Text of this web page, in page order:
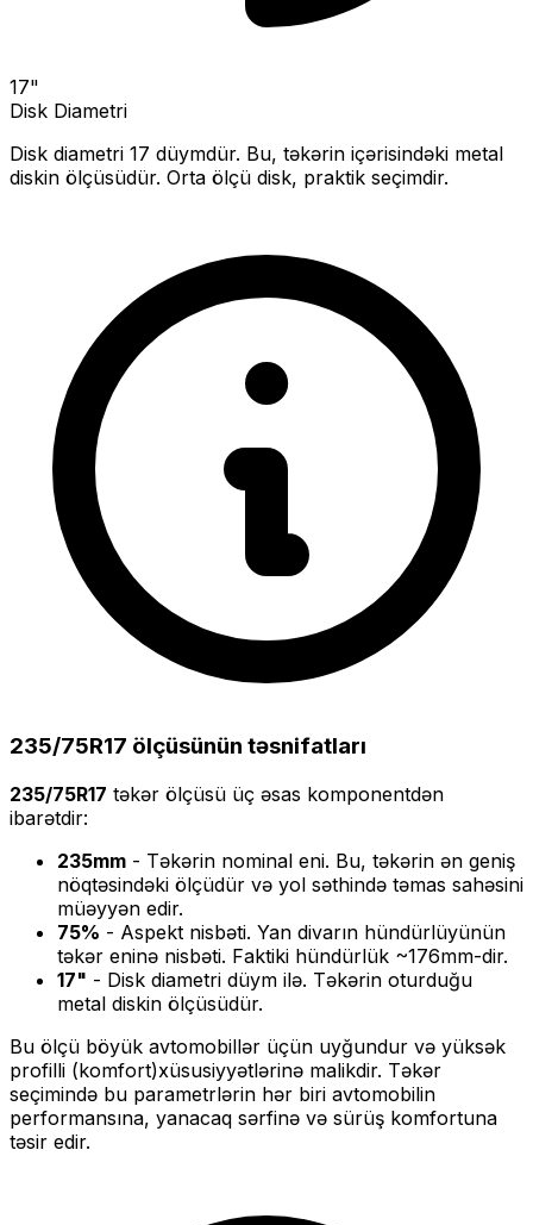
17"
Disk Diametri
Disk diametri 17 düymdür. Bu, təkərin içərisindəki metal
diskin ölçüsüdür. Orta ölçü disk, praktik seçimdir.
235/75R17 ölçüsünün təsnifatları
235/75R17 təkər ölçüsü üç əsas komponentdən
ibarətdir:
235mm - Təkərin nominal eni. Bu, təkərin ən geniş
nöqtəsindəki ölçüdür və yol səthində təmas sahəsini
müəyyən edir.
75% - Aspekt nisbəti. Yan divarın hündürlüyünün
təkər eninə nisbəti. Faktiki hündürlük ~176mm-dir.
17" - Disk diametri düym ilə. Təkərin oturduğu
metal diskin ölçüsüdür.
Bu ölçü böyük avtomobillər üçün uyğundur və yüksək
profilli (komfort)xüsusiyyətlərinə malikdir. Təkər
seçimində bu parametrlərin hər biri avtomobilin
performansına, yanacaq sərfinə və sürüş komfortuna
təsir edir.